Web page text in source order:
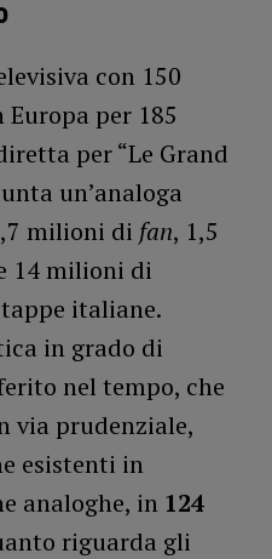
con 150
per 185
per “Le Grand
un’analoga
milioni di fan, 1,5
14 milioni di
italiane.
in grado di
nel tempo, che
via prudenziale,
esistenti in
analoghe, in 124
riguarda gli